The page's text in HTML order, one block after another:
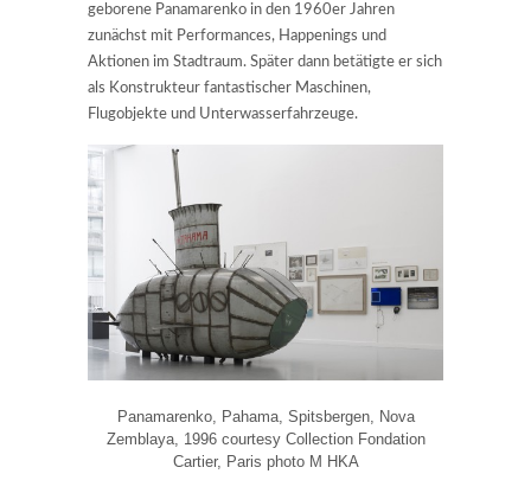
geborene Panamarenko in den 1960er Jahren
zunächst mit Performances, Happenings und
Aktionen im Stadtraum. Später dann betätigte er sich
als Konstrukteur fantastischer Maschinen,
Flugobjekte und Unterwasserfahrzeuge.
Panamarenko, Pahama, Spitsbergen, Nova
Zemblaya, 1996 courtesy Collection Fondation
Cartier, Paris photo M HKA